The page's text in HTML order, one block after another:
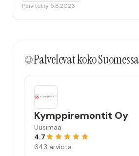
Päivitetty 5.8.2026
Palvelevat koko Suomessa
Kymppiremontit Oy
Uusimaa
4.7
643 arviota